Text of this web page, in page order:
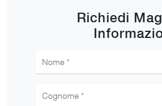
Richiedi